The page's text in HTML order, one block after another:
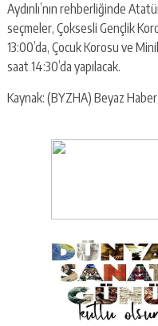
Aydınlı’nın rehberliğinde
seçmeler, Çoksesli Gençlik
13:00’da, Çocuk Korosu ve
saat 14:30’da yapılacak.
Kaynak: (BYZHA) Beyaz Haber